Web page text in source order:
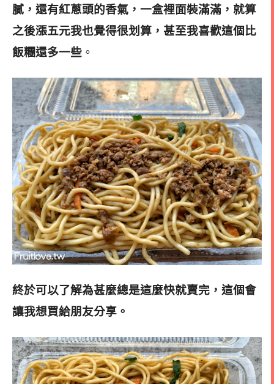
膩，還有紅蔥頭的香氣，一盒裡面裝滿滿，就算
之後漲五元我也覺得很划算，甚至我喜歡這個比
飯糰還多一些 。
終於可以了解為甚麼總是這麼快就賣完，這個會
讓我想買給朋友分享。